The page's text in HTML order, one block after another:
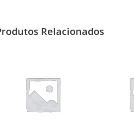
Relacionados